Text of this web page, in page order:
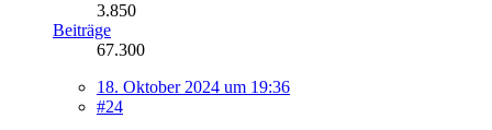
3.850
Beiträge
67.300
18. Oktober 2024 um 19:36
#24